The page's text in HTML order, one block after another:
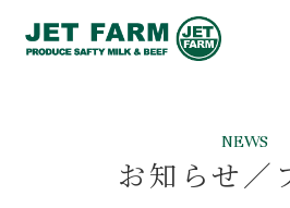
NEWS
お知らせ／